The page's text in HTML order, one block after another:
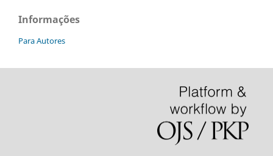
Informações
Para Autores